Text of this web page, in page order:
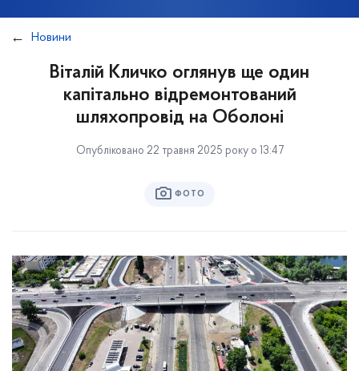
Новини
Віталій Кличко оглянув ще один
капітально відремонтований
шляхопровід на Оболоні
Опубліковано 22 травня 2025 року о 13:47
ФОТО